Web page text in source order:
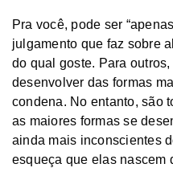
Pra você, pode ser
julgamento que faz sobre
do qual goste. Para
desenvolver das formas
condena. No entanto, são
as maiores formas se
ainda mais inconscientes
esqueça que elas nascem